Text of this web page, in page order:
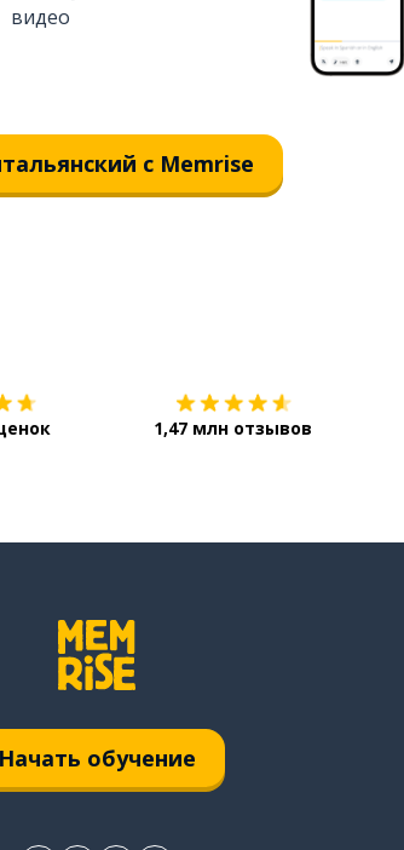
видео
с Memrise
1,47 млн отзывов
Начать обучение